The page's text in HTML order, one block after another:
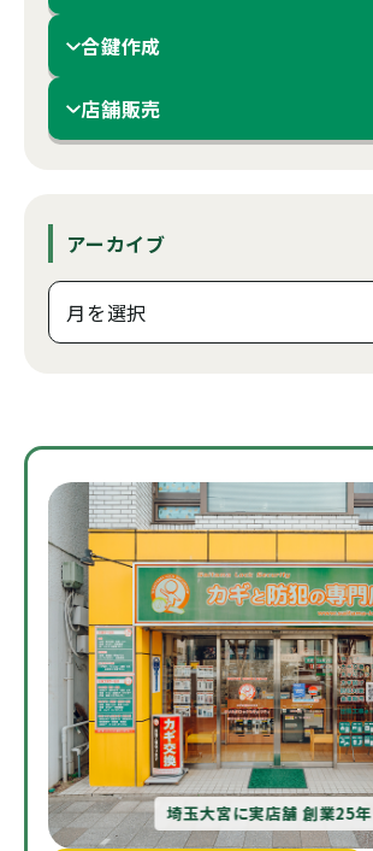
合鍵作成
店舗販売
アーカイブ
埼玉大宮に実店舗 創業25年